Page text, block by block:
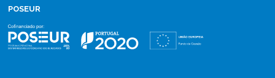
POSEUR